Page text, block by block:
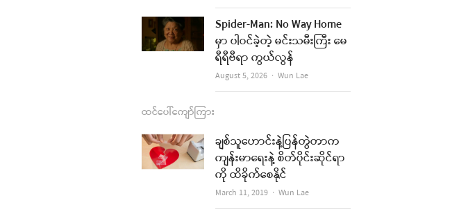
Spider-Man: No Way Home
မှာ ပါဝင်ခဲ့တဲ့ မင်းသမီးကြီး မေ
ရီရီဗီရာ ကွယ်လွန်
August 5, 2026 Author
Wun Lae
ထင်ပေါ်ကျော်ကြား
ချစ်သူဟောင်းနဲ့ပြန်တွဲတာက
ကျန်းမာရေးနဲ့ စိတ်ပိုင်းဆိုင်ရာ
ကို ထိခိုက်စေနိုင်
March 11, 2019 Author
Wun Lae